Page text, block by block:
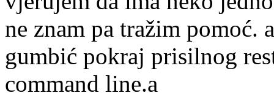
ne znam pa tražim
gumbić pokraj prisilnog
command line.a